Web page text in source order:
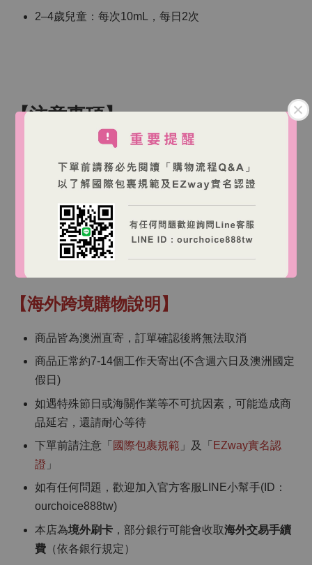
2–4歲兒童：每次10mL，每日2次
【注意事項】
不建議2歲以下兒童使用。
孕婦、哺乳期婦女請先諮詢醫師。
內含微量糖與亞硫酸鹽成分，對特定成分過敏者請留
開封後請冷藏並儘速飲用完畢。
【海外跨境購物說明】
商品皆為澳洲直寄，訂單確認後將無法取消
商品正常約7-14個工作天寄出(不含週六日及澳洲國定
假日)
如遇特殊節日或海關作業等不可抗因素，可能造成商
品延宕，還請耐心等待
下單前請注意「 國際包裹規範 」及「 EZway實名認
證 」
如有任何問題，歡迎加入官方客服LINE小幫手(ID：
ourchoice888tw)
本店為境外刷卡 ，部分銀行可能會收取海外交易手續
費 （依各銀行規定）